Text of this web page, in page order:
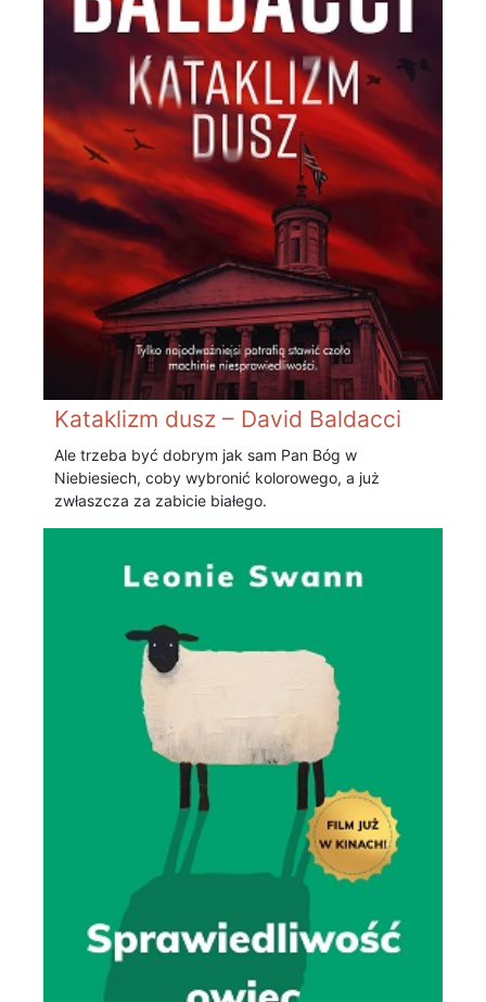
Kataklizm dusz – David Baldacci
Ale trzeba być dobrym jak sam Pan Bóg w
Niebiesiech, coby wybronić kolorowego, a już
zwłaszcza za zabicie białego.